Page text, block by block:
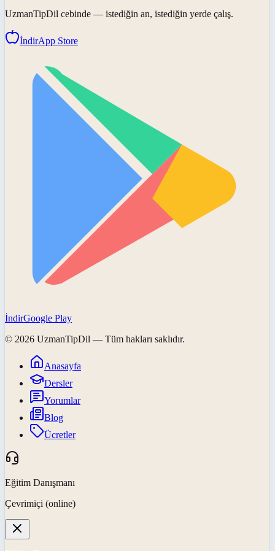
UzmanTipDil cebinde — istediğin an, istediğin yerde çalış.
İndirApp Store
İndirGoogle Play
© 2026 UzmanTipDil — Tüm hakları saklıdır.
Anasayfa
Dersler
Yorumlar
Blog
Ücretler
Eğitim Danışmanı
Çevrimiçi (online)